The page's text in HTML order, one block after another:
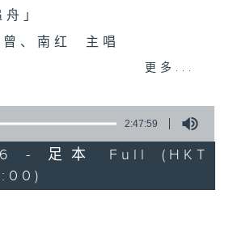
」
、南红 主唱
梁少芯、李艳冰、白凤
卓忠 主唱
人之西施劫后情」
更多...
2:47:59
- 足本 Full (HKT